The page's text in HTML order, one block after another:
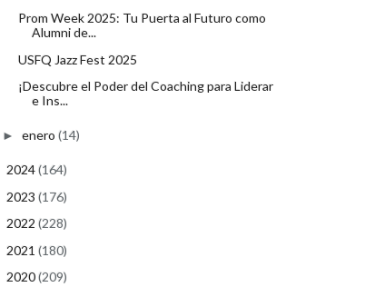
Prom Week 2025: Tu Puerta al Futuro como
Alumni de...
USFQ Jazz Fest 2025
¡Descubre el Poder del Coaching para Liderar
e Ins...
► enero (14)
2024(164)
2023 (176)
2022 (228)
2021 (180)
2020(209)